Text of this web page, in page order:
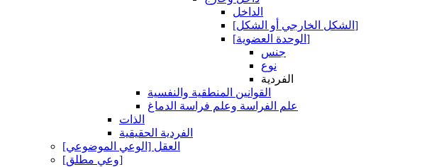
الداخل
[الشكل الخارجي أو الشكل]
[الوحدة العضوية]
جنس
نوع
الفردية
القوانين المنطقية والنفسية
علم الفراسة وعلم فراسة الدماغ
الذات
الفردية الحقيقية
العقل [الوعي الموضوعي]
[وعي مطلق]